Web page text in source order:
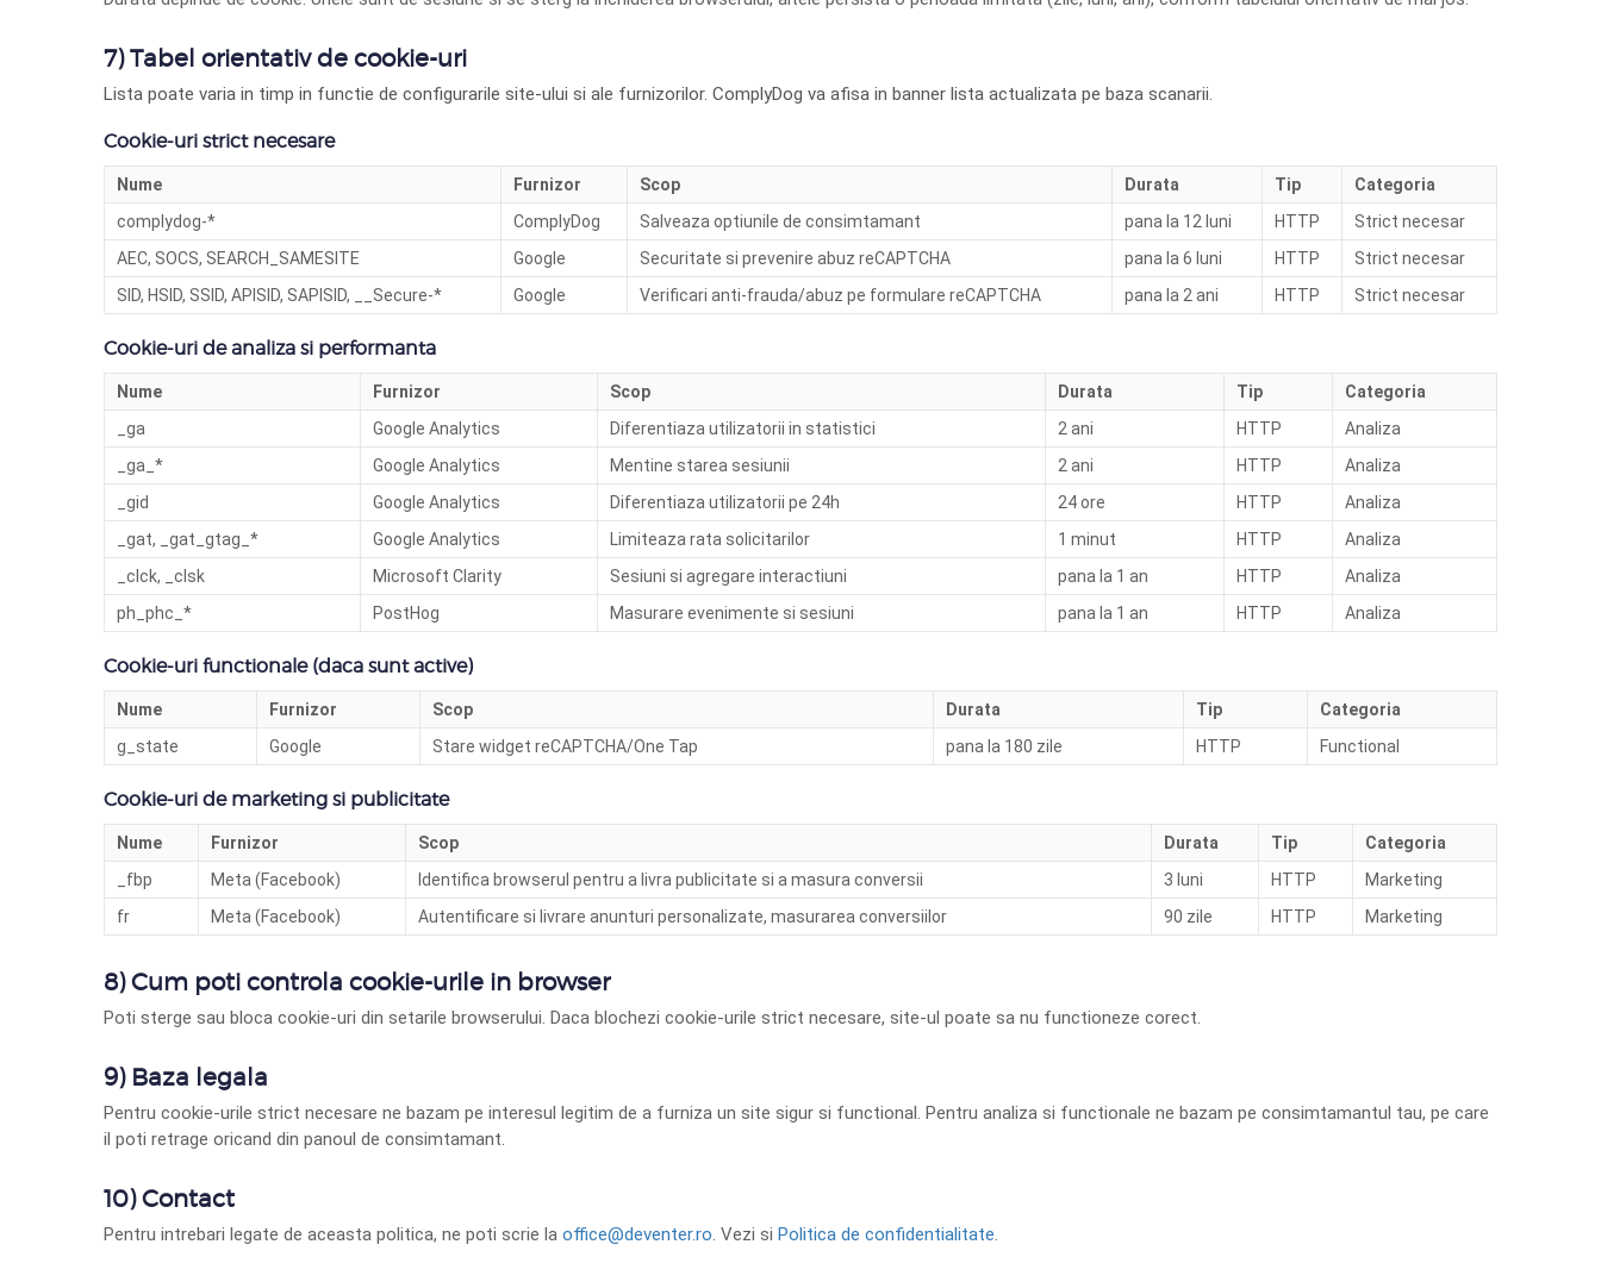
7) Tabel orientativ de cookie-uri
Lista poate varia in timp in functie de configurarile site-ului si ale furnizorilor. ComplyDog va afisa in banner lista actualizata pe baza scanarii.
Cookie-uri strict necesare
Nume Furnizor Scop Durata Tip
Categoria
complydog-*
ComplyDog Salveaza optiunile de consimtamant pana la 12 luni HTTP
Strict necesar
AEC, SOCS, SEARCH_SAMESITE
Google Securitate si prevenire abuz reCAPTCHA pana la 6 luni HTTP
Strict necesar
SID, HSID, SSID, APISID, SAPISID, __Secure-*
Google Verificari anti-frauda/abuz pe formulare reCAPTCHA pana la 2 ani HTTP Strict necesar
Cookie-uri de analiza si performanta
Nume Furnizor Scop Durata Tip
Categoria
_ga
Google Analytics Diferentiaza utilizatorii in statistici 2 ani HTTP
Analiza
_ga_*
Google Analytics Mentine starea sesiunii 2 ani HTTP
Analiza
_gid
Google Analytics Diferentiaza utilizatorii pe 24h 24 ore HTTP
Analiza
_gat, _gat_gtag_*
Google Analytics Limiteaza rata solicitarilor 1 minut HTTP
Analiza
_clck, _clsk
Microsoft Clarity Sesiuni si agregare interactiuni pana la 1 an HTTP
Analiza
ph_phc_*
PostHog Masurare evenimente si sesiuni pana la 1 an HTTP Analiza
Cookie-uri functionale (daca sunt active)
Nume Furnizor Scop Durata Tip
Categoria
g_state
Google Stare widget reCAPTCHA/One Tap pana la 180 zile HTTP Functional
Cookie-uri de marketing si publicitate
Nume Furnizor Scop Durata Tip
Categoria
_fbp
Meta (Facebook) Identifica browserul pentru a livra publicitate si a masura conversii 3 luni HTTP
Marketing
fr
Meta (Facebook) Autentificare si livrare anunturi personalizate, masurarea conversiilor 90 zile HTTP Marketing
8) Cum poti controla cookie-urile in browser
Poti sterge sau bloca cookie-uri din setarile browserului. Daca blochezi cookie-urile strict necesare, site-ul poate sa nu functioneze corect.
9) Baza legala
Pentru cookie-urile strict necesare ne bazam pe interesul legitim de a furniza un site sigur si functional. Pentru analiza si functionale ne bazam pe consimtamantul tau, pe care
il poti retrage oricand din panoul de consimtamant.
10) Contact
Pentru intrebari legate de aceasta politica, ne poti scrie la office@deventer.ro. Vezi si Politica de confidentialitate.